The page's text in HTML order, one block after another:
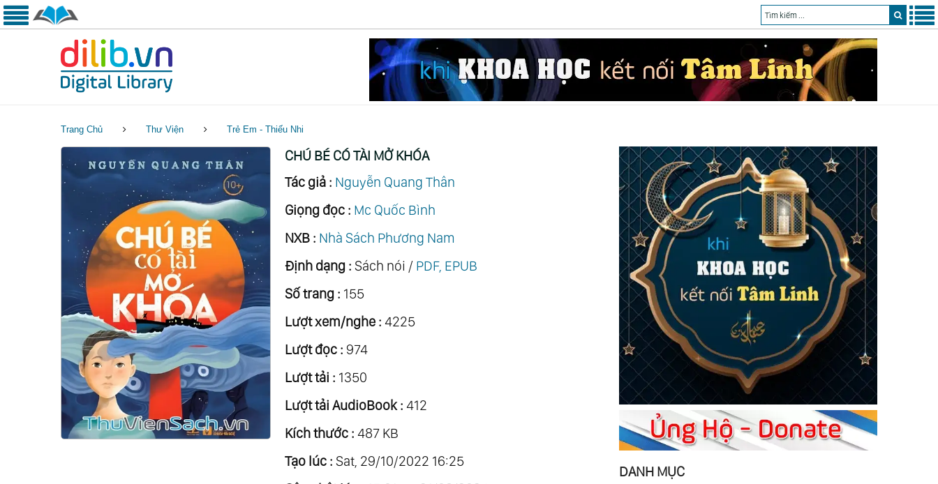
Trang Chủ Thư Viện Trẻ Em - Thiếu Nhi
CHÚ BÉ CÓ TÀI MỞ KHÓA
Tác giả : Nguyễn Quang Thân
Giọng đọc : Mc Quốc Bình
NXB : Nhà Sách Phương Nam
Định dạng : Sách nói / PDF, EPUB
Số trang : 155
Lượt xem/nghe : 4225
Lượt đọc : 974
Lượt tải : 1350
Lượt tải AudioBook : 412
Kích thước : 487 KB
Tạo lúc : Sat, 29/10/2022 16:25
DANH MỤC